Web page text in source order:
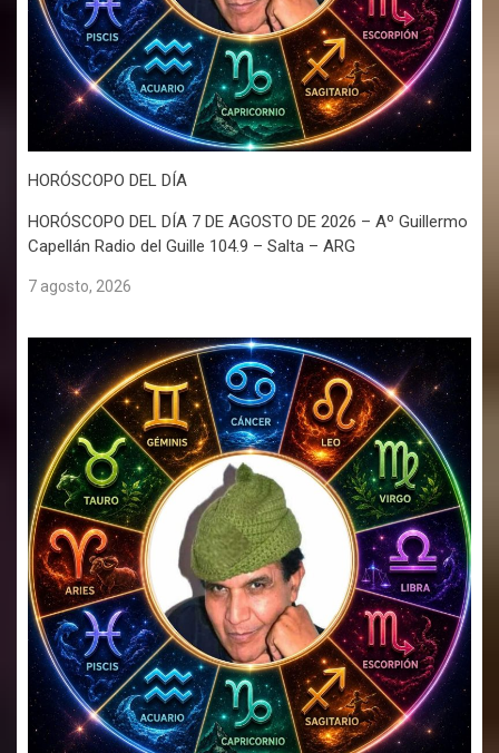
HORÓSCOPO DEL DÍA
HORÓSCOPO DEL DÍA 7 DE AGOSTO DE 2026 – Aº Guillermo
Capellán Radio del Guille 104.9 – Salta – ARG
7 agosto, 2026